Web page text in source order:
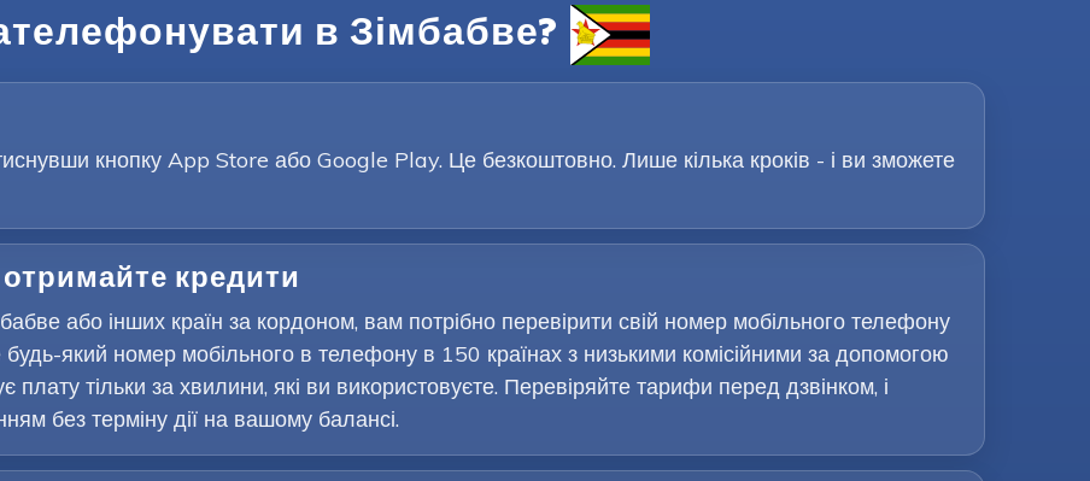
в Зімбабве?
кнопку App Store або Google Play. Це безкоштовно. Лише кілька кроків - і ви зможете
кредити
або інших країн за кордоном, вам потрібно перевірити свій номер мобільного телефону
який номер мобільного в телефону в 150 країнах з низькими комісійними за допомогою
плату тільки за хвилини, які ви використовуєте. Перевіряйте тарифи перед дзвінком, і
без терміну дії на вашому балансі.